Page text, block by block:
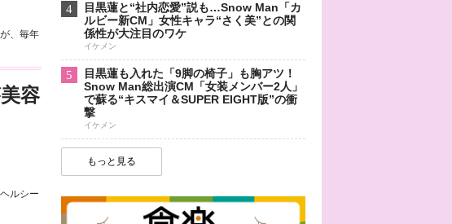
、毎年
容
ルシー
4
目黒蓮と“社内恋愛”説も…Snow Man「カ
ルビー新CM」女性キャラ“さく美”との関
係性が大注目のワケ
イケメン
5
目黒蓮も入れた「9脚の椅子」も胸アツ！
Snow Man総出演CM「女装メンバー2人」
で蘇る“キスマイ＆SUPER EIGHT版”の衝
撃
イケメン
もっと見る